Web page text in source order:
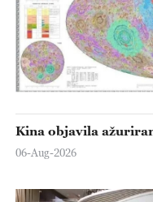
Kina objavila
06-Aug-2026